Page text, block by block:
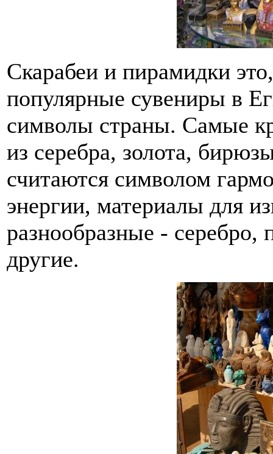
Скарабеи и пирамидки
популярные сувениры в
символы страны. Самые
из серебра, золота,
считаются символом
энергии, материалы для
разнообразные - серебро,
другие.